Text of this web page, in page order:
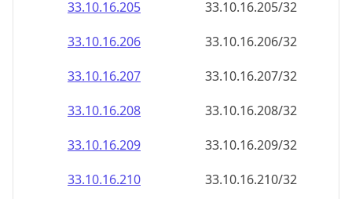
33.10.16.214
33.10.16.214/32
33.10.16.215
33.10.16.215/32
33.10.16.216
33.10.16.216/32
33.10.16.217
33.10.16.217/32
33.10.16.218
33.10.16.218/32
33.10.16.219
33.10.16.219/32